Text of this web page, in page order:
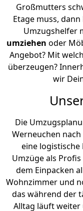
Großmutters
Etage muss,
Umzugshelfer
umziehen oder
Angebot? Mit
überzeugen?
wir
Die
Werneuchen
eine
Umzüge als
dem Einpacken
Wohnzimmer und
das während der
Alltag läuft weiter